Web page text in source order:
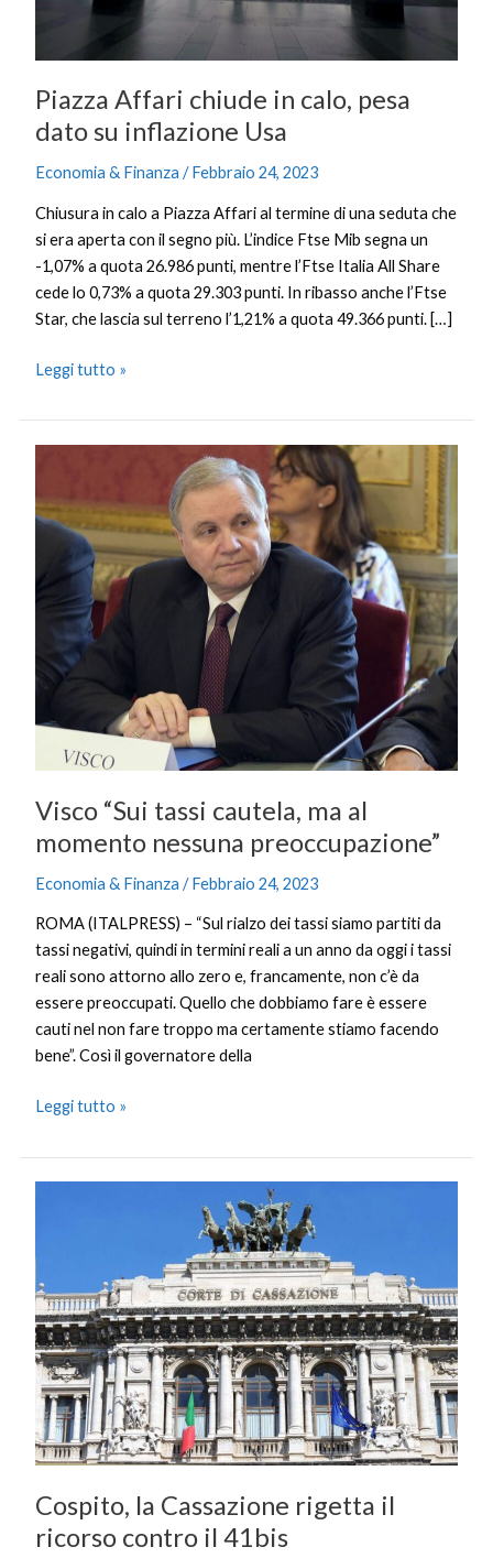
Piazza Affari chiude in calo, pesa
dato su inflazione Usa
Economia & Finanza /Febbraio 24, 2023
Chiusura in calo a Piazza Affari al termine di una seduta che
si era aperta con il segno più. L’indice Ftse Mib segna un
-1,07% a quota 26.986 punti, mentre l’Ftse Italia All Share
cede lo 0,73% a quota 29.303 punti. In ribasso anche l’Ftse
Star, che lascia sul terreno l’1,21% a quota 49.366 punti. […]
Leggi tutto »
Visco “Sui tassi cautela, ma al
momento nessuna preoccupazione”
Economia & Finanza /Febbraio 24, 2023
ROMA (ITALPRESS) – “Sul rialzo dei tassi siamo partiti da
tassi negativi, quindi in termini reali a un anno da oggi i tassi
reali sono attorno allo zero e, francamente, non c’è da
essere preoccupati. Quello che dobbiamo fare è essere
cauti nel non fare troppo ma certamente stiamo facendo
bene”. Così il governatore della
tassi
cautela,
al
momento
nessuna
preoccupazione”
Leggi tutto »
Cospito, la Cassazione rigetta il
ricorso contro il 41bis
il
ricorso
contro
41bis